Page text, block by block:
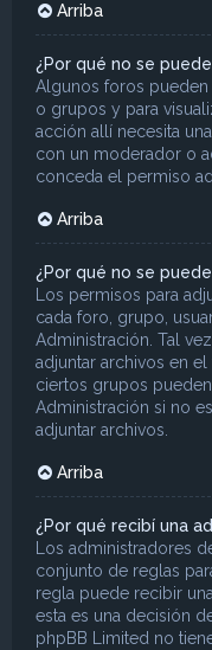
Arriba
¿Por qué no se
Algunos foros pueden
o grupos y para
acción allí necesita
con un moderador o
conceda el permiso
Arriba
¿Por qué no se
Los permisos para
cada foro, grupo,
Administración. Tal
adjuntar archivos en
ciertos grupos
Administración si no
adjuntar archivos.
Arriba
¿Por qué recibí una
Los administradores
conjunto de reglas
regla puede recibir
esta es una decisión
phpBB Limited no